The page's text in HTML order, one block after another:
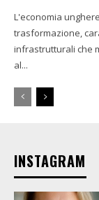
L'economia
trasformazione,
infrastrutturali che
al...
INSTAGRAM